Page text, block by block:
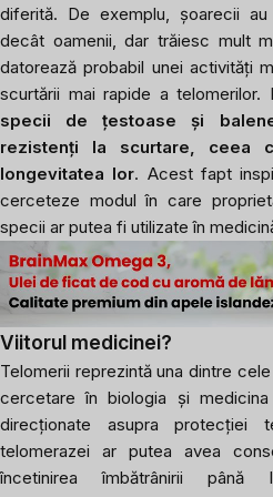
diferită. De exemplu, șoarecii
decât oamenii, dar trăiesc mult
datorează probabil unei activități
scurtării mai rapide a telomerilor.
specii de țestoase și
rezistenți la scurtare, ceea
longevitatea lor. Acest fapt
cerceteze modul în care
specii ar putea fi utilizate în
Viitorul medicinei?
Telomerii reprezintă una dintre
cercetare în biologia și medicina
direcționate asupra protecției
telomerazei ar putea avea
încetinirea îmbătrânirii până